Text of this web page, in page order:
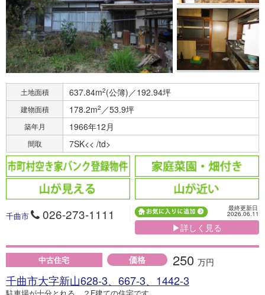
土地面積 637.84m2(公簿)／192.94坪
建物面積 178.2m2 ／53.9坪
築年月 1966年12月
間取 7SK<< /td>
千曲市 026-273-1111 最終更新日
2026.06.11
▶詳しく見る
中古住宅 価格 250 万円
千曲市大字新山628-3、667-3、1442-3